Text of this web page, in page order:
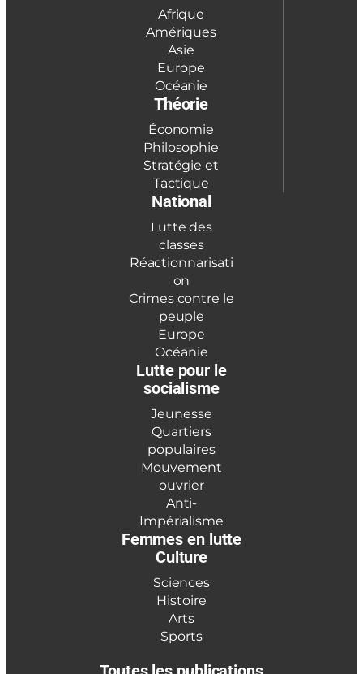
Afrique
Amériques
Asie
Europe
Océanie
Théorie
Économie
Philosophie
Stratégie et
Tactique
National
Lutte des
classes
Réactionnarisati
on
Crimes contre le
peuple
Europe
Océanie
Lutte pour le
socialisme
Jeunesse
Quartiers
populaires
Mouvement
ouvrier
Anti-
Impérialisme
Femmes en lutte
Culture
Sciences
Histoire
Arts
Sports